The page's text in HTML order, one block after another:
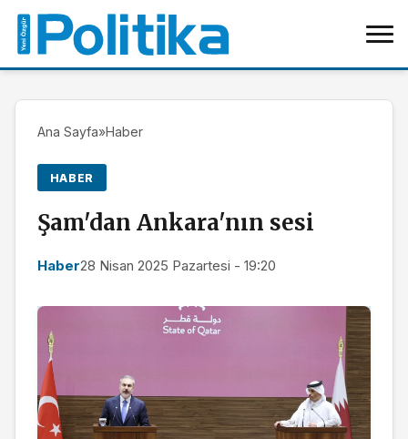
Ana Sayfa»Haber
HABER
Şam'dan Ankara'nın sesi
Haber28 Nisan 2025 Pazartesi - 19:20